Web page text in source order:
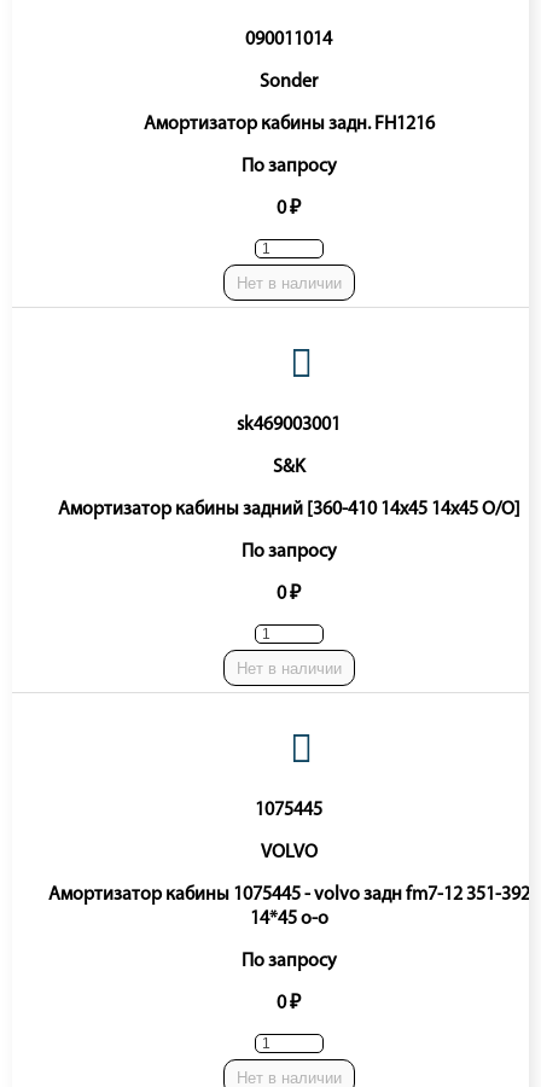
090011014
Sonder
Амортизатор кабины задн. FH1216
По запросу
0 ₽
Нет в наличии
sk469003001
S&K
Амортизатор кабины задний [360-410 14x45 14x45 O/O]
По запросу
0 ₽
Нет в наличии
1075445
VOLVO
Амортизатор кабины 1075445 - volvo задн fm7-12 351-392
14*45 o-o
По запросу
0 ₽
Нет в наличии